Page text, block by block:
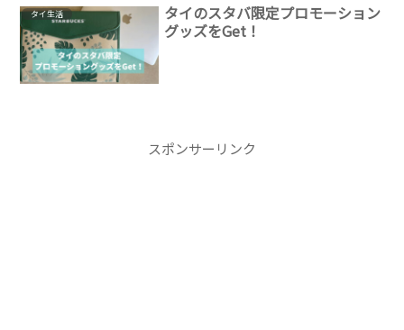
タイ生活
タイのスタバ限定プロモーション
グッズをGet！
スポンサーリンク